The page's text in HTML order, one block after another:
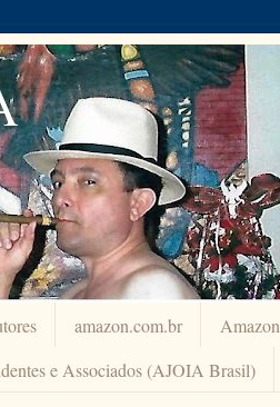
amazon.com.br Amazon
e Associados (AJOIA Brasil)